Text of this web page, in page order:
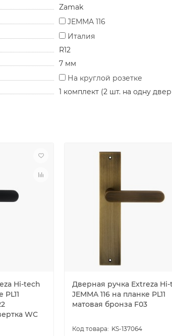
Zamak
JEMMA 116
Италия
R12
7 мм
На круглой розетке
1 комплект (2 шт. на одну
Hi-tech
PL11
WC
Дверная ручка Extreza
JEMMA 116 на планке PL11
матовая бронза F03
KS-137064